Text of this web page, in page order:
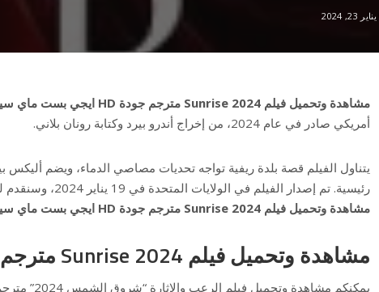
يناير 23, 2024
مشاهدة وتحميل فيلم Sunrise 2024 مترجم جودة HD ايجي بست ماي سيما
أمريكي صادر في عام 2024، من إخراج أندرو بيرد وكتابة رونان بلاني.
يتناول الفيلم قصة بلدة ريفية تواجه تحديات مصاصي الدماء، ويضم أليكس
رئيسية. تم إصدار الفيلم في الولايات المتحدة في 19 يناير 2024، وسنقدم لكم عبر موقع
مشاهدة وتحميل فيلم Sunrise 2024 مترجم جودة HD ايجي بست ماي سيما
مشاهدة وتحميل فيلم Sunrise 2024 مترجم جودة HD